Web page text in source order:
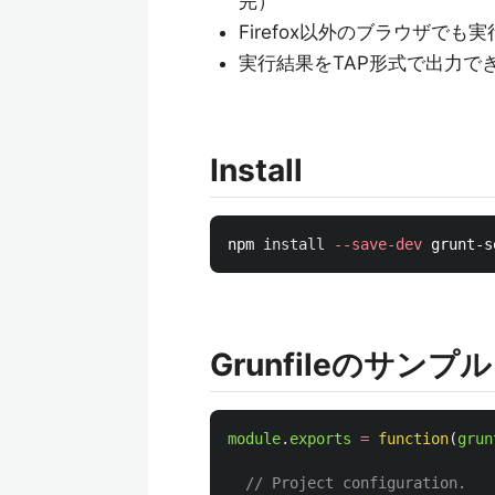
Firefox以外のブラウザでも実
実行結果をTAP形式で出力で
Install
npm install --save-dev
Grunfileのサンプル
module. exports = function(
// Project configuration.